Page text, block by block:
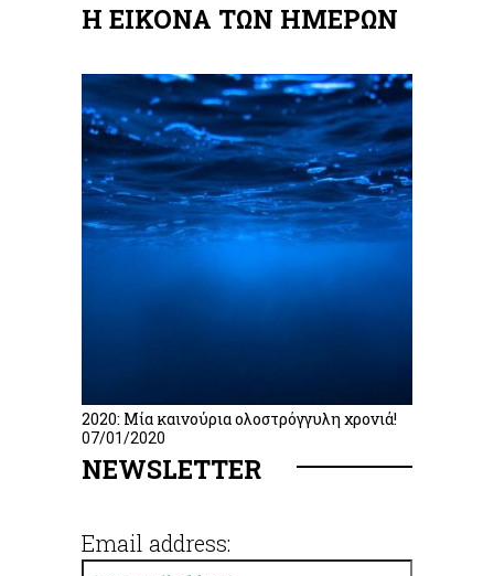
Η ΕΙΚΟΝΑ ΤΩΝ ΗΜΕΡΩΝ
2020: Μία καινούρια ολοστρόγγυλη χρονιά!
07/01/2020
NEWSLETTER
Email address: